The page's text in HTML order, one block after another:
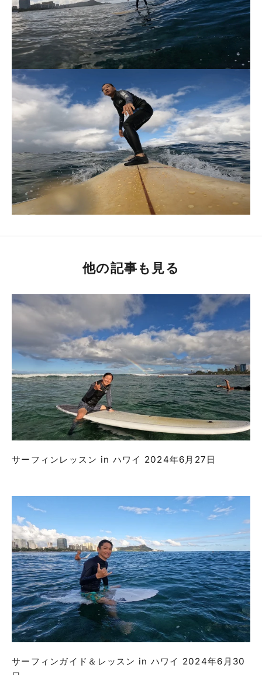
他の記事も見る
サーフィンレッスン in ハワイ 2024年6月27日
サーフィンガイド＆レッスン in ハワイ 2024年6月30